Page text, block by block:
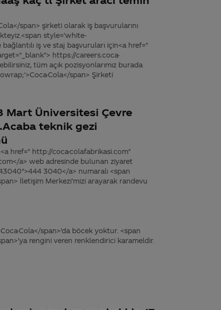
span> şirketi olarak iş başvurularını
style='white-
iş ve staj başvuruları için<a href="
https://careers.coca-
tüm açık pozisyonlarımız burada
Cola</span> Şirketi
Mart Üniversitesi Çevre
teknik gezi
href=" http://coca-colafabrikasi.com"
a> web adresinde bulunan ziyaret
3040</a> numaralı <span
İletişim Merkezi’mizi arayarak randevu
Cola</span>'da böcek yoktur. <span
rengini veren renklendirici karameldir.